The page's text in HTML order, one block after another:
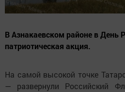
В Азнакаевском районе в День
патриотическая акция.
На самой высокой точке
— развернули Российский